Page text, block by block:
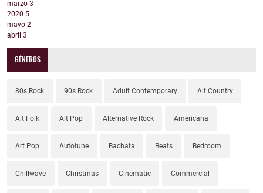
marzo 3
2020 5
mayo 2
abril 3
GÉNEROS
80s Rock 90s Rock Adult Contemporary Alt Country
Alt Folk Alt Pop Alternative Rock Americana
Art Pop Autotune Bachata Beats Bedroom
Chillwave Christmas Cinematic Commercial